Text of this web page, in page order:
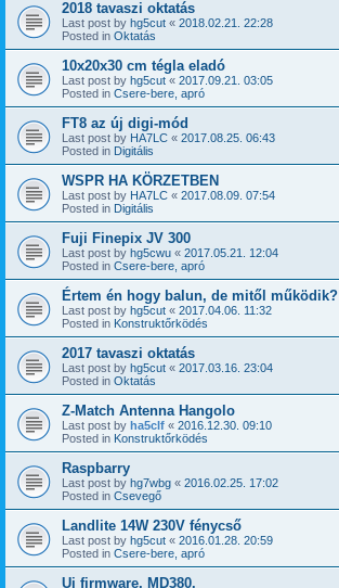
2018 tavaszi oktatás
Last post by hg5cut « 2018.02.21. 22:28
Posted in Oktatás
10x20x30 cm tégla eladó
Last post by hg5cut « 2017.09.21. 03:05
Posted in Csere-bere, apró
FT8 az új digi-mód
Last post by HA7LC « 2017.08.25. 06:43
Posted in Digitális
WSPR HA KÖRZETBEN
Last post by HA7LC « 2017.08.09. 07:54
Posted in Digitális
Fuji Finepix JV 300
Last post by hg5cwu « 2017.05.21. 12:04
Posted in Csere-bere, apró
Értem én hogy balun, de mitől működik?
Last post by hg5cut « 2017.04.06. 11:32
Posted in Konstruktőrködés
2017 tavaszi oktatás
Last post by hg5cut « 2017.03.16. 23:04
Posted in Oktatás
Z-Match Antenna Hangolo
Last post by ha5clf « 2016.12.30. 09:10
Posted in Konstruktőrködés
Raspbarry
Last post by hg7wbg « 2016.02.25. 17:02
Posted in Csevegő
Landlite 14W 230V fénycső
Last post by hg5cut « 2016.01.28. 20:59
Posted in Csere-bere, apró
Uj firmware, MD380.